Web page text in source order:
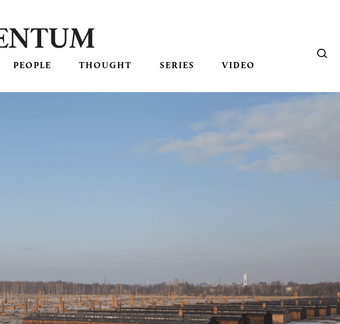
PEOPLE THOUGHT SERIES VIDEO